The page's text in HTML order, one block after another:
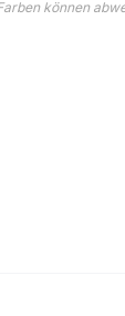
können